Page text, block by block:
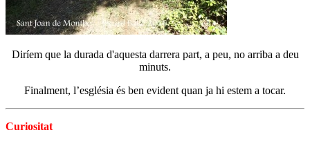
Diríem que la durada d'aquesta darrera part, a peu, no arriba a deu
minuts.
Finalment, l’església és ben evident quan ja hi estem a tocar.
Curiositat